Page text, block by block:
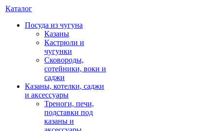
Каталог
Посуда из чугуна
Казаны
Кастрюли и
чугунки
Сковороды,
сотейники, воки и
саджи
Казаны, котелки, саджи
и аксессуары
Треноги, печи,
подставки под
казаны и